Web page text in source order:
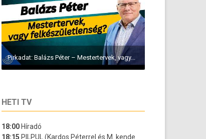
Pirkadat: Balázs Péter – Mestertervek, vagy...
HETI TV